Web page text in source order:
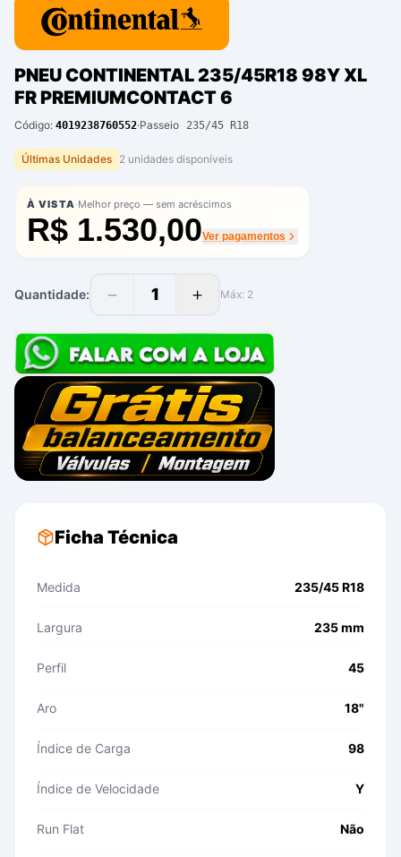
PNEU CONTINENTAL 235/45R18 98Y XL
FR PREMIUMCONTACT 6
Código: 4019238760552·Passeio 235/45 R18
Últimas Unidades 2 unidades disponíveis
À VISTA·Melhor preço — sem acréscimos
R$ 1.530,00Ver pagamentos
Quantidade: 1 Máx: 2
Ficha Técnica
Medida 235/45 R18
Largura 235 mm
Perfil 45
Aro 18"
Índice de Carga 98
Índice de Velocidade Y
Run Flat Não